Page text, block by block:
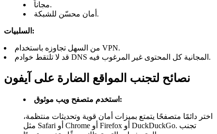
مجاناً.
أمان محسّن للشبكة.
السلبيات:
من السهل تجاوزه باستخدام VPN.
قد لا تلتقط خوادم DNS المجانية كل المحتوى غير المرغوب فيه.
نصائح لتجنب المواقع الضارة على آيفون
استخدم متصفح ويب موثوق:
اختر دائمًا متصفحًا يتمتع بميزات أمان قوية وتحديثات منتظمة،
مثل Safari أو Chrome أو Firefox أو DuckDuckGo. تجنب